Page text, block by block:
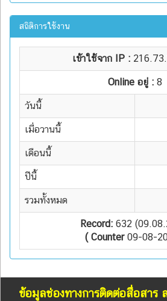
สถิติการใช้งาน
เข้าใช้จาก IP :
Online อยู่ : 8
วันนี้
เมื่อวานนี้
เดือนนี้
ปีนี้
รวมทั้งหมด
Record:632
( Counter09-08-
ข้อมูลช่องทางการติดต่อสื่อสาร